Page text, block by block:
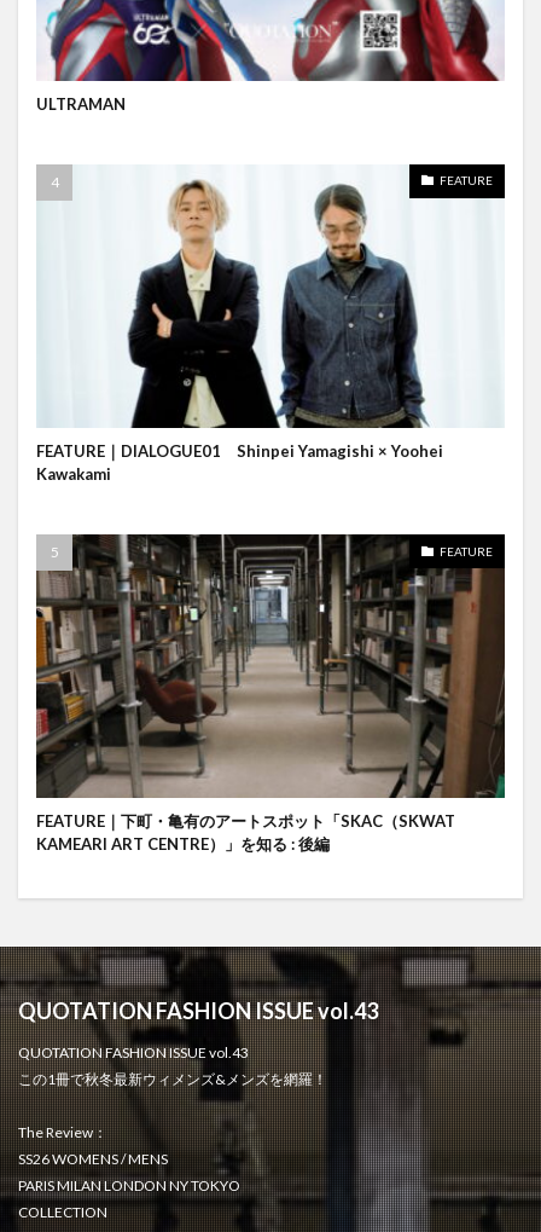
ULTRAMAN
FEATURE
FEATURE｜DIALOGUE01 Shinpei Yamagishi × Yoohei
Kawakami
FEATURE
FEATURE｜下町・亀有のアートスポット「SKAC（SKWAT
KAMEARI ART CENTRE）」を知る : 後編
QUOTATION FASHION ISSUE vol.43
QUOTATION FASHION ISSUE vol.43
この1冊で秋冬最新ウィメンズ&メンズを網羅！
The Review：
SS26 WOMENS / MENS
PARIS MILAN LONDON NY TOKYO
COLLECTION